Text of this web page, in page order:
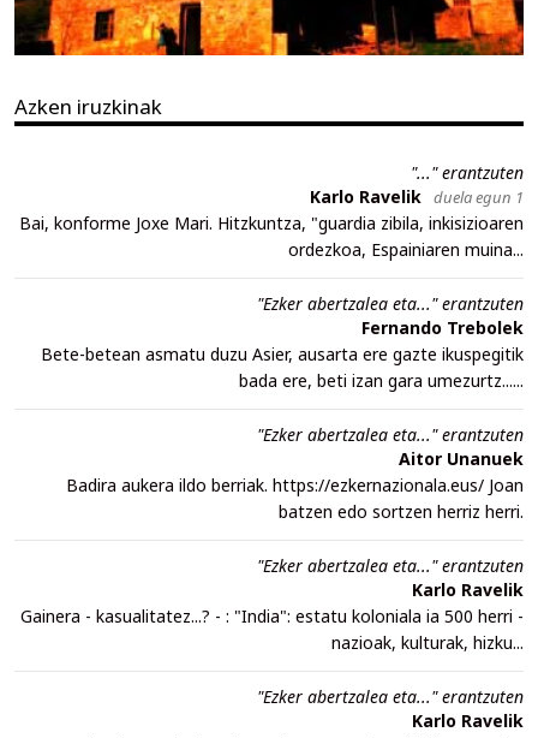
Azken iruzkinak
"..." erantzuten
Karlo Ravelik duela egun 1
Bai, konforme Joxe Mari. Hitzkuntza, "guardia zibila, inkisizioaren
ordezkoa, Espainiaren muina...
"Ezker abertzalea eta..." erantzuten
Fernando Trebolek
Bete-betean asmatu duzu Asier, ausarta ere gazte ikuspegitik
bada ere, beti izan gara umezurtz......
"Ezker abertzalea eta..." erantzuten
Aitor Unanuek
Badira aukera ildo berriak. https://ezkernazionala.eus/ Joan
batzen edo sortzen herriz herri.
"Ezker abertzalea eta..." erantzuten
Karlo Ravelik
Gainera - kasualitatez...? - : "India": estatu koloniala ia 500 herri -
nazioak, kulturak, hizku...
"Ezker abertzalea eta..." erantzuten
Karlo Ravelik